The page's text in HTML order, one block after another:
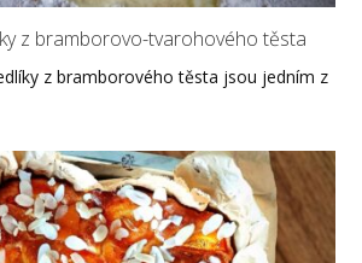
z bramborovo-tvarohového těsta
z bramborového těsta jsou jedním z